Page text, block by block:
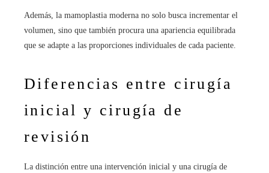
Además, la mamoplastia moderna no solo busca incrementar el
volumen, sino que también procura una apariencia equilibrada
que se adapte a las proporciones individuales de cada paciente.
Diferencias entre cirugía
inicial y cirugía de
revisión
La distinción entre una intervención inicial y una cirugía de